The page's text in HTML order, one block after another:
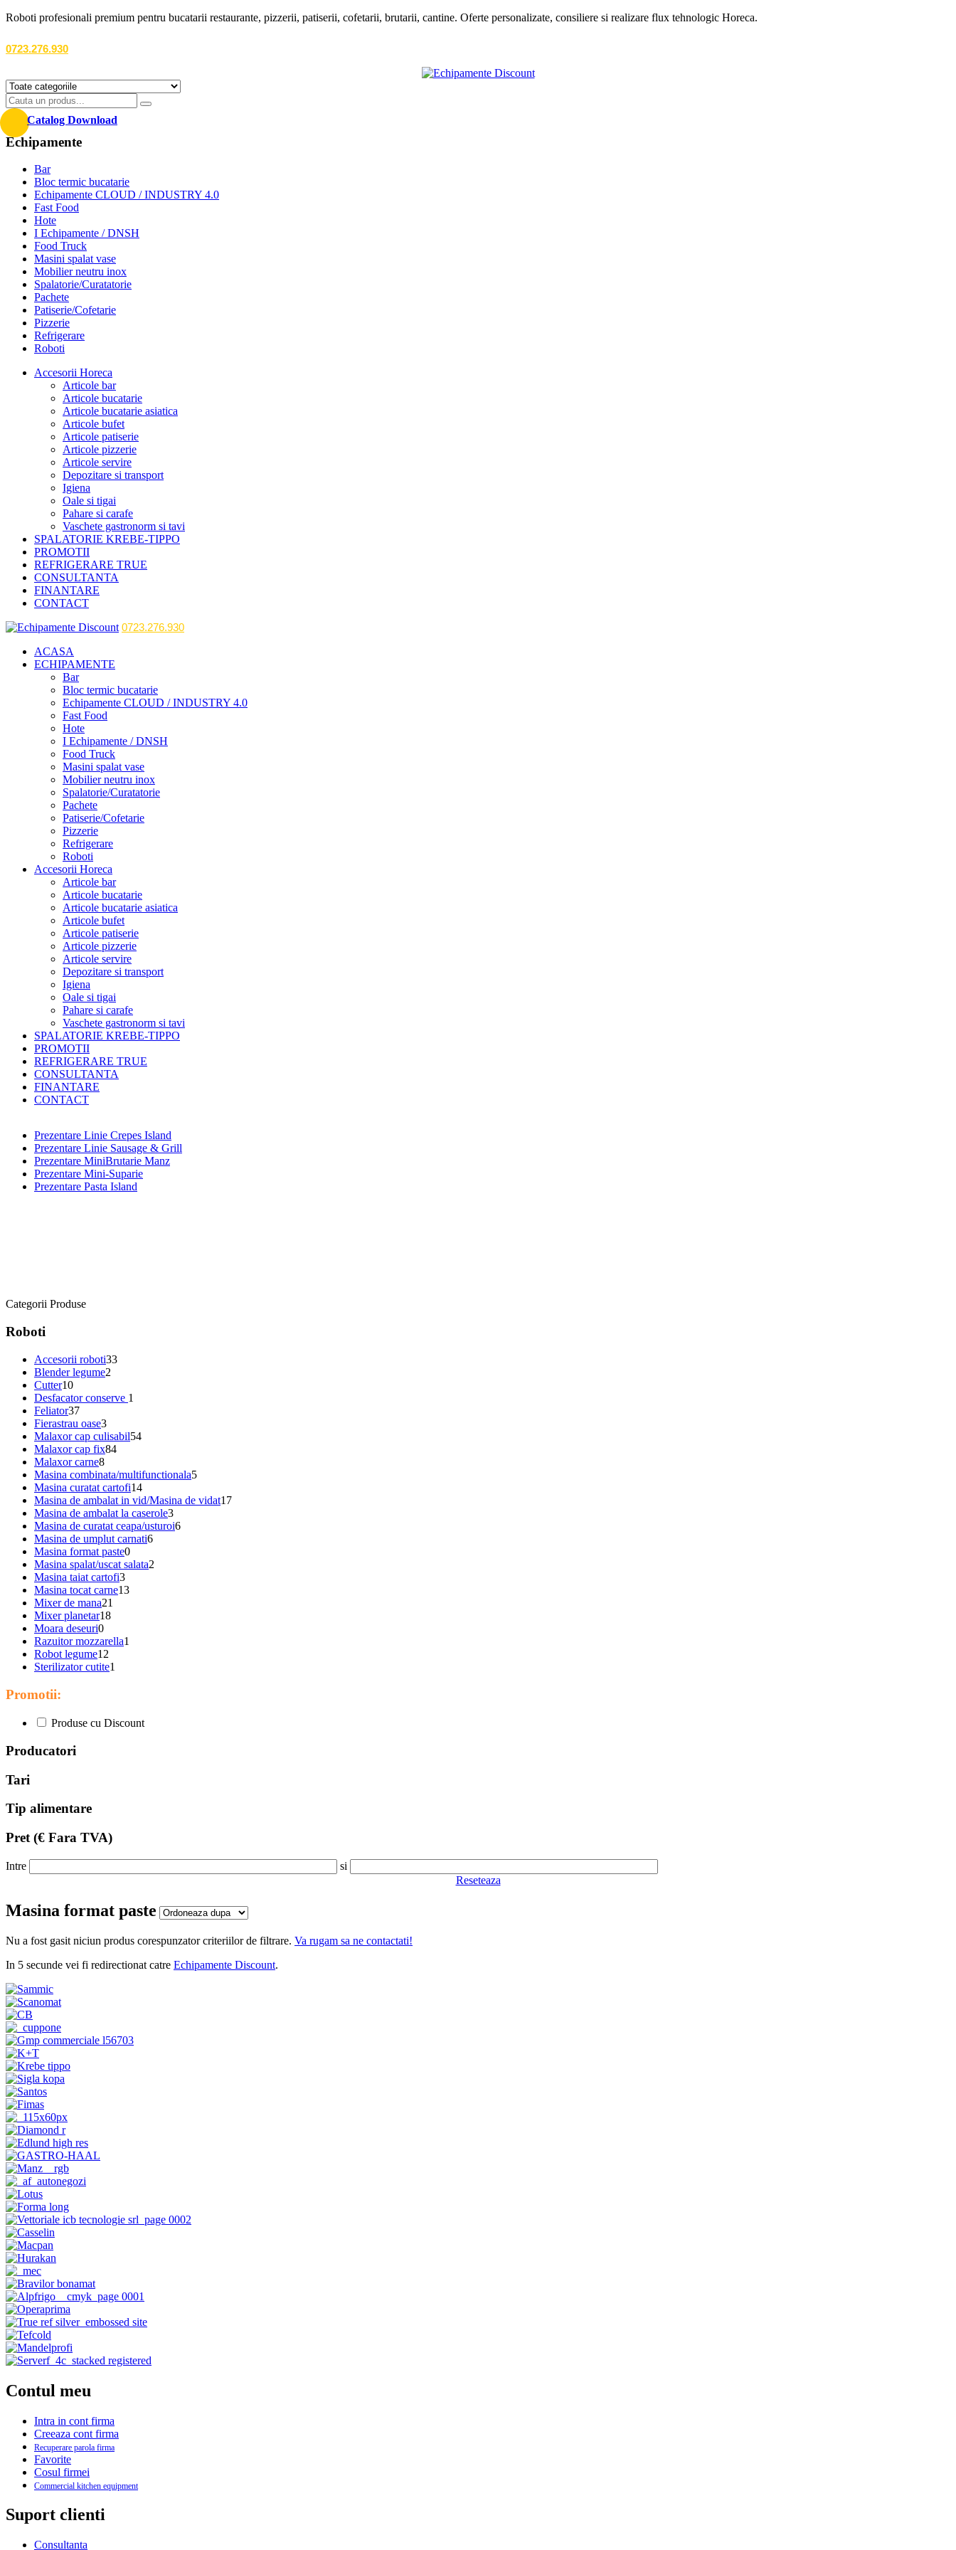
Roboti profesionali premium pentru bucatarii restaurante, pizzerii, patiserii, cofetarii, brutarii, cantine. Oferte personalizate, consiliere si realizare flux tehnologic Horeca.
0723.276.930
Catalog Download
Echipamente
Bar
Bloc termic bucatarie
Echipamente CLOUD / INDUSTRY 4.0
Fast Food
Hote
I Echipamente / DNSH
Food Truck
Masini spalat vase
Mobilier neutru inox
Spalatorie/Curatatorie
Pachete
Patiserie/Cofetarie
Pizzerie
Refrigerare
Roboti
Accesorii Horeca
Articole bar
Articole bucatarie
Articole bucatarie asiatica
Articole bufet
Articole patiserie
Articole pizzerie
Articole servire
Depozitare si transport
Igiena
Oale si tigai
Pahare si carafe
Vaschete gastronorm si tavi
SPALATORIE KREBE-TIPPO
PROMOTII
REFRIGERARE TRUE
CONSULTANTA
FINANTARE
CONTACT
0723.276.930
ACASA
ECHIPAMENTE
Bar
Bloc termic bucatarie
Echipamente CLOUD / INDUSTRY 4.0
Fast Food
Hote
I Echipamente / DNSH
Food Truck
Masini spalat vase
Mobilier neutru inox
Spalatorie/Curatatorie
Pachete
Patiserie/Cofetarie
Pizzerie
Refrigerare
Roboti
Accesorii Horeca
Articole bar
Articole bucatarie
Articole bucatarie asiatica
Articole bufet
Articole patiserie
Articole pizzerie
Articole servire
Depozitare si transport
Igiena
Oale si tigai
Pahare si carafe
Vaschete gastronorm si tavi
SPALATORIE KREBE-TIPPO
PROMOTII
REFRIGERARE TRUE
CONSULTANTA
FINANTARE
CONTACT
Prezentare Linie Crepes Island
Prezentare Linie Sausage & Grill
Prezentare MiniBrutarie Manz
Prezentare Mini-Suparie
Prezentare Pasta Island
Categorii Produse
Roboti
Accesorii roboti33
Blender legume2
Cutter10
Desfacator conserve 1
Feliator37
Fierastrau oase3
Malaxor cap culisabil54
Malaxor cap fix84
Malaxor carne8
Masina combinata/multifunctionala5
Masina curatat cartofi14
Masina de ambalat in vid/Masina de vidat17
Masina de ambalat la caserole3
Masina de curatat ceapa/usturoi6
Masina de umplut carnati6
Masina format paste0
Masina spalat/uscat salata2
Masina taiat cartofi3
Masina tocat carne13
Mixer de mana21
Mixer planetar18
Moara deseuri0
Razuitor mozzarella1
Robot legume12
Sterilizator cutite1
Promotii:
Produse cu Discount
Producatori
Tari
Tip alimentare
Pret (€ Fara TVA)
Intre
si
Reseteaza
Masina format paste
Nu a fost gasit niciun produs corespunzator criteriilor de filtrare. Va rugam sa ne contactati!
In 5 secunde vei fi redirectionat catre Echipamente Discount.
Contul meu
Intra in cont firma
Creeaza cont firma
Recuperare parola firma
Favorite
Cosul firmei
Commercial kitchen equipment
Suport clienti
Consultanta